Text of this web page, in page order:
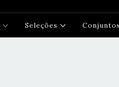
Seleções Conjuntos